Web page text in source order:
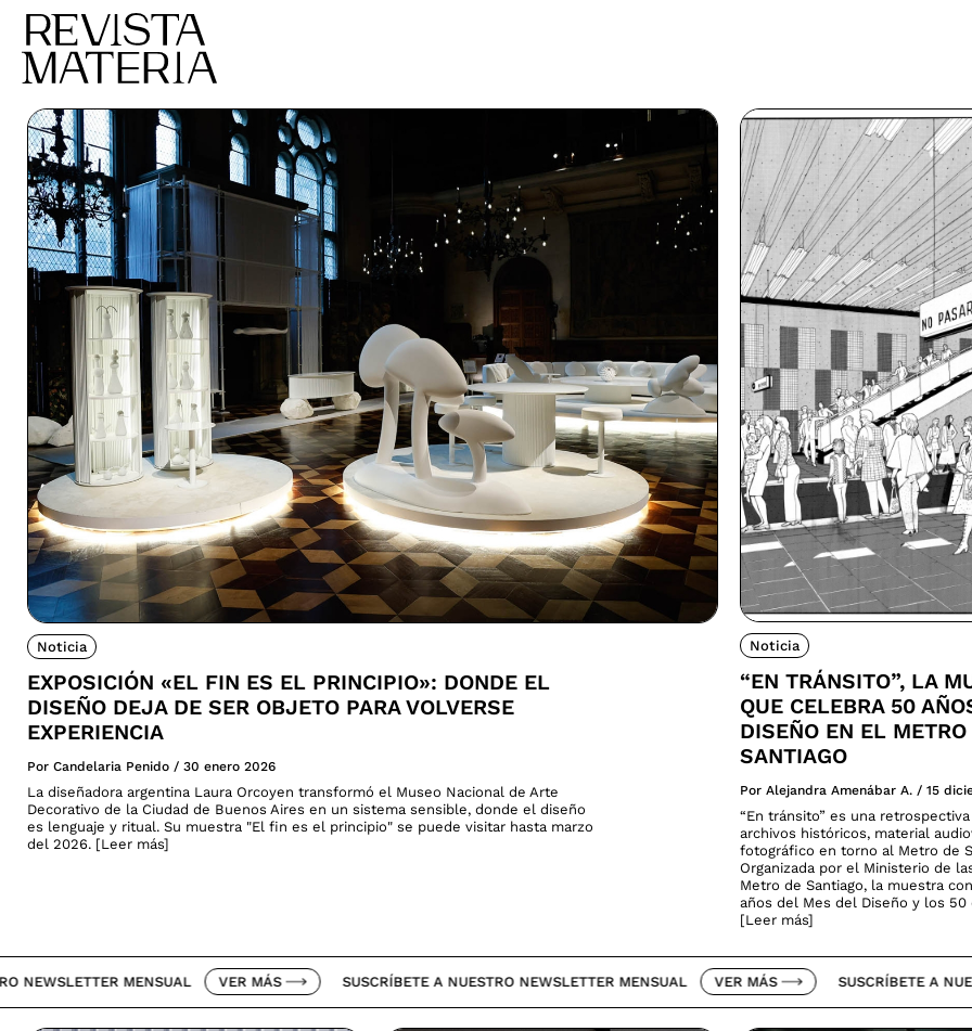
Noticia
EXPOSICIÓN «EL FIN ES EL PRINCIPIO»: DONDE EL
DISEÑO DEJA DE SER OBJETO PARA VOLVERSE
EXPERIENCIA
Por Candelaria Penido / 30 enero 2026
La diseñadora argentina Laura Orcoyen transformó el Museo Nacional de Arte
Decorativo de la Ciudad de Buenos Aires en un sistema sensible, donde el diseño
es lenguaje y ritual. Su muestra "El fin es el principio" se puede visitar hasta marzo
del 2026. [Leer más]
Noticia
“EN TRÁNSITO”, LA
QUE CELEBRA 50
DISEÑO EN EL METRO
SANTIAGO
Por Alejandra Amenábar A. / 15
“En tránsito” es una
archivos históricos, material
fotográfico en torno al Metro de
Organizada por el Ministerio de
Metro de Santiago, la muestra
años del Mes del Diseño y los 50
[Leer más]
MENSUAL VER MÁS SUSCRÍBETE A NUESTRO NEWSLETTER MENSUAL VER MÁS SUSCRÍBETE A NUESTRO